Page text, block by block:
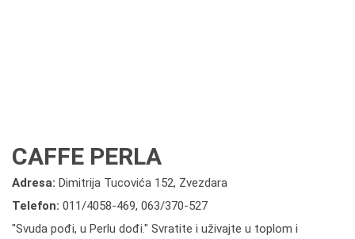
CAFFE PERLA
Adresa: Dimitrija Tucovića 152, Zvezdara
Telefon: 011/4058-469, 063/370-527
"Svuda pođi, u Perlu dođi." Svratite i uživajte u toplom i